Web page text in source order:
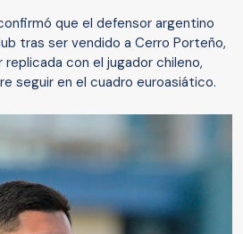
que el defensor argentino
tras ser vendido a Cerro Porteño,
con el jugador chileno,
seguir en el cuadro euroasiático.